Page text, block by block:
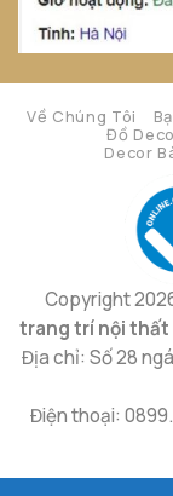
Về Chúng Tôi
Đồ
Decor
Copyright
trang trí nội thất
Địa chỉ: Số 28
Điện thoại: